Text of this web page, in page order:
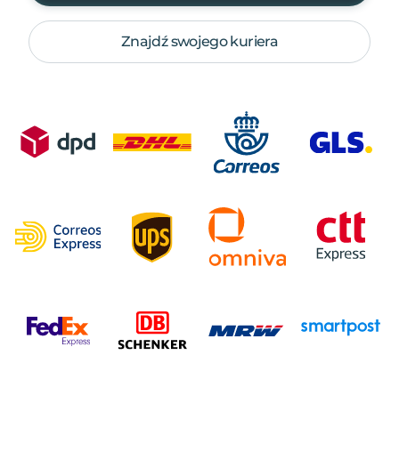
Znajdź swojego kuriera